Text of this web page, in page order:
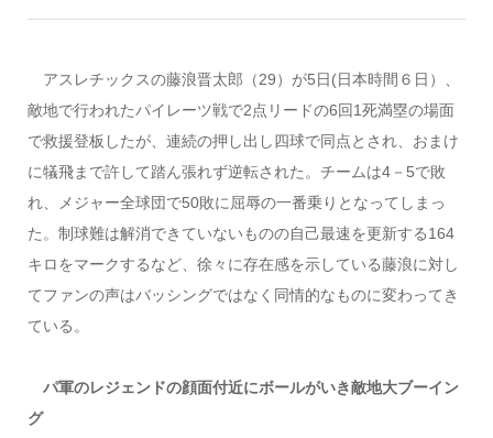
アスレチックスの藤浪晋太郎（29）が5日(日本時間６日）、
敵地で行われたパイレーツ戦で2点リードの6回1死満塁の場面
で救援登板したが、連続の押し出し四球で同点とされ、おまけ
に犠飛まで許して踏ん張れず逆転された。チームは4－5で敗
れ、メジャー全球団で50敗に屈辱の一番乗りとなってしまっ
た。制球難は解消できていないものの自己最速を更新する164
キロをマークするなど、徐々に存在感を示している藤浪に対し
てファンの声はバッシングではなく同情的なものに変わってき
ている。
パ軍のレジェンドの顔面付近にボールがいき敵地大ブーイン
グ